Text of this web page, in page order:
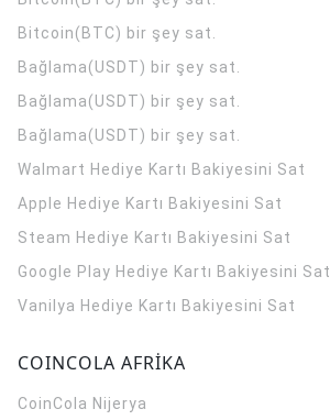
Bitcoin(BTC) bir şey sat.
Bağlama(USDT) bir şey sat.
Bağlama(USDT) bir şey sat.
Bağlama(USDT) bir şey sat.
Walmart Hediye Kartı Bakiyesini Sat
Apple Hediye Kartı Bakiyesini Sat
Steam Hediye Kartı Bakiyesini Sat
Google Play Hediye Kartı Bakiyesini Sat
Vanilya Hediye Kartı Bakiyesini Sat
COINCOLA AFRİKA
CoinCola Nijerya